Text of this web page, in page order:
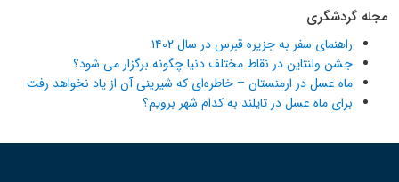
مجله گردشگری
راهنمای سفر به جزیره قبرس در سال ۱۴۰۲
جشن ولنتاین در نقاط مختلف دنیا چگونه برگزار می شود؟
ماه عسل در ارمنستان – خاطره‌ای که شیرینی آن از یاد نخواهد رفت
برای ماه عسل در تایلند به کدام شهر برویم؟